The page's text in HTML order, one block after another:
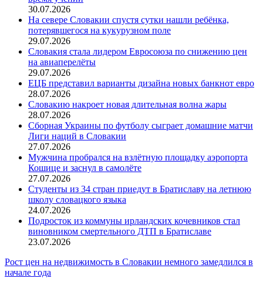
30.07.2026
На севере Словакии спустя сутки нашли ребёнка,
потерявшегося на кукурузном поле
29.07.2026
Словакия стала лидером Евросоюза по снижению цен
на авиаперелёты
29.07.2026
ЕЦБ представил варианты дизайна новых банкнот евро
28.07.2026
Словакию накроет новая длительная волна жары
28.07.2026
Сборная Украины по футболу сыграет домашние матчи
Лиги наций в Словакии
27.07.2026
Мужчина пробрался на взлётную площадку аэропорта
Кошице и заснул в самолёте
27.07.2026
Студенты из 34 стран приедут в Братиславу на летнюю
школу словацкого языка
24.07.2026
Подросток из коммуны ирландских кочевников стал
виновником смертельного ДТП в Братиславе
23.07.2026
Рост цен на недвижимость в Словакии немного замедлился в
начале года